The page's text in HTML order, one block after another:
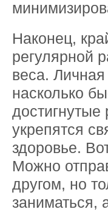
Наконец,
регулярной
веса.
насколько
достигнутые
укрепятся
здоровье.
Можно
другом, но
заниматься,